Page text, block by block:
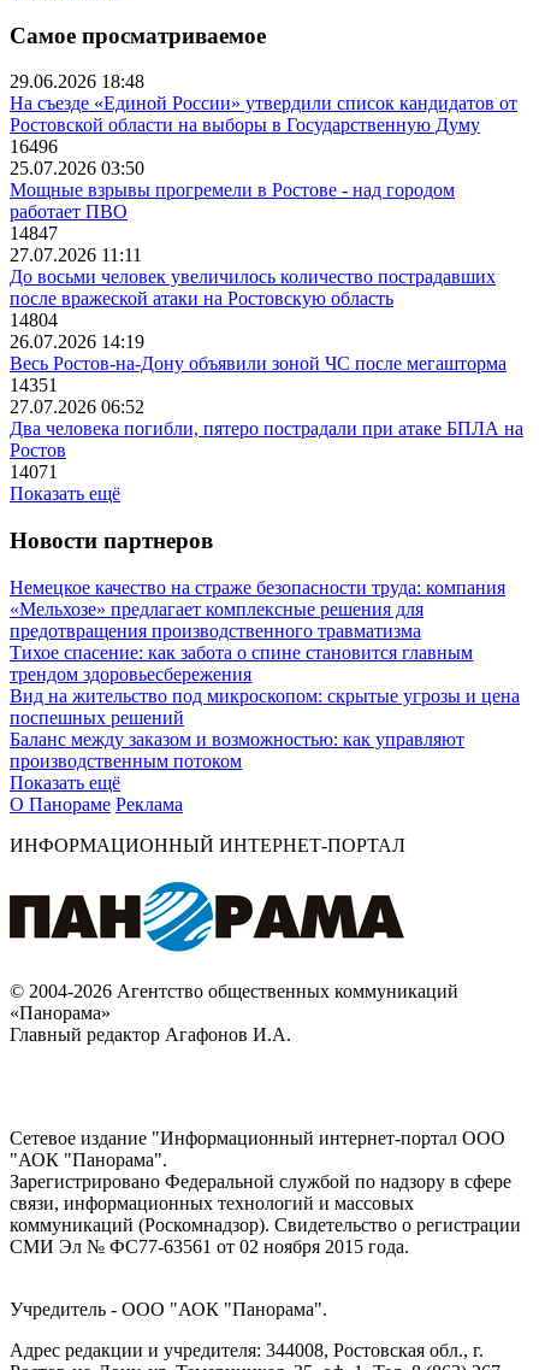
Самое просматриваемое
29.06.2026 18:48
На съезде «Единой России» утвердили список кандидатов от
Ростовской области на выборы в Государственную Думу
16496
25.07.2026 03:50
Мощные взрывы прогремели в Ростове - над городом
работает ПВО
14847
27.07.2026 11:11
До восьми человек увеличилось количество пострадавших
после вражеской атаки на Ростовскую область
14804
26.07.2026 14:19
Весь Ростов-на-Дону объявили зоной ЧС после мегашторма
14351
27.07.2026 06:52
Два человека погибли, пятеро пострадали при атаке БПЛА на
Ростов
14071
Показать ещё
Новости партнеров
Немецкое качество на страже безопасности труда: компания
«Мельхозе» предлагает комплексные решения для
предотвращения производственного травматизма
Тихое спасение: как забота о спине становится главным
трендом здоровьесбережения
Вид на жительство под микроскопом: скрытые угрозы и цена
поспешных решений
Баланс между заказом и возможностью: как управляют
производственным потоком
Показать ещё
О Панораме Реклама
ИНФОРМАЦИОННЫЙ ИНТЕРНЕТ-ПОРТАЛ
© 2004-2026 Агентство общественных коммуникаций
«Панорама»
Главный редактор Агафонов И.А.
Сетевое издание "Информационный интернет-портал ООО
"АОК "Панорама".
Зарегистрировано Федеральной службой по надзору в сфере
связи, информационных технологий и массовых
коммуникаций (Роскомнадзор). Cвидетельство о регистрации
СМИ Эл № ФС77-63561 от 02 ноября 2015 года.
Учредитель - ООО "АОК "Панорама".
Адрес редакции и учредителя: 344008, Ростовская обл., г.